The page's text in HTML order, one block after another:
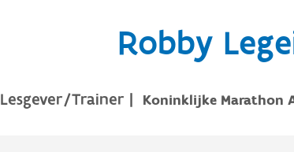
Robby
Lesgever/Trainer | Koninklijke Marathon